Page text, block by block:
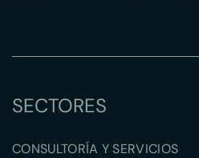
SECTORES
CONSULTORÍA Y SERVICIOS